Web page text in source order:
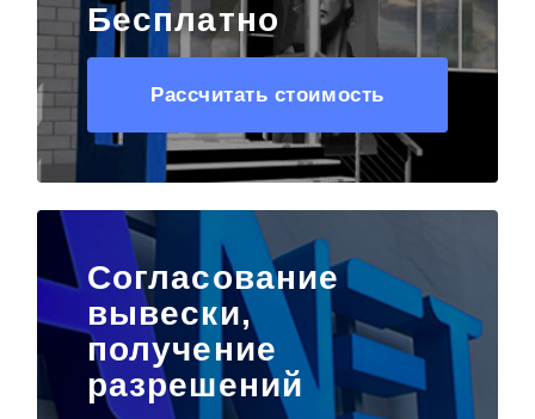
Бесплатно
Рассчитать стоимость
Согласование
вывески,
получение
разрешений